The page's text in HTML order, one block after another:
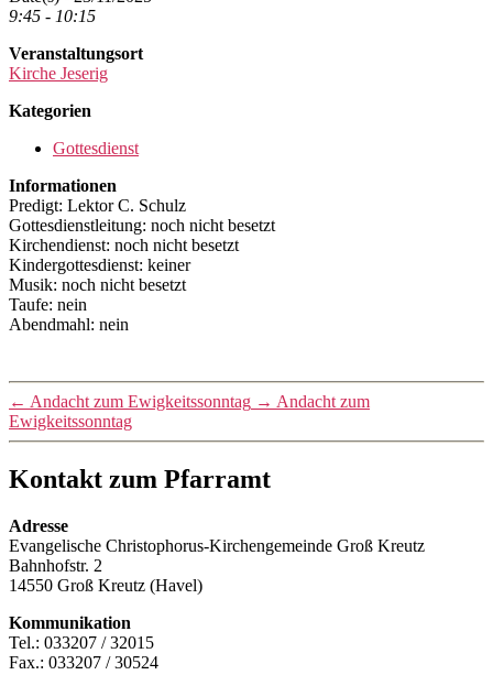
9:45 - 10:15
Veranstaltungsort
Kirche Jeserig
Kategorien
Gottesdienst
Informationen
Predigt: Lektor C. Schulz
Gottesdienstleitung: noch nicht besetzt
Kirchendienst: noch nicht besetzt
Kindergottesdienst: keiner
Musik: noch nicht besetzt
Taufe: nein
Abendmahl: nein
← Andacht zum Ewigkeitssonntag → Andacht zum
Ewigkeitssonntag
Kontakt zum Pfarramt
Adresse
Evangelische Christophorus-Kirchengemeinde Groß Kreutz
Bahnhofstr. 2
14550 Groß Kreutz (Havel)
Kommunikation
Tel.: 033207 / 32015
Fax.: 033207 / 30524